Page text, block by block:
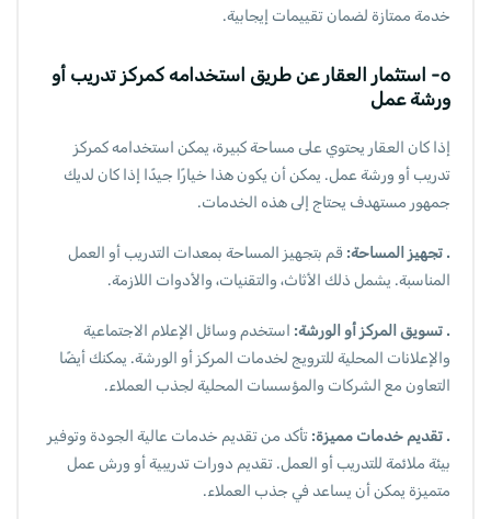
خدمة ممتازة لضمان تقييمات إيجابية.
٥- استثمار العقار عن طريق استخدامه كمركز تدريب أو
ورشة عمل
إذا كان العقار يحتوي على مساحة كبيرة، يمكن استخدامه كمركز
تدريب أو ورشة عمل. يمكن أن يكون هذا خيارًا جيدًا إذا كان لديك
جمهور مستهدف يحتاج إلى هذه الخدمات.
. تجهيز المساحة: قم بتجهيز المساحة بمعدات التدريب أو العمل
المناسبة. يشمل ذلك الأثاث، والتقنيات، والأدوات اللازمة.
. تسويق المركز أو الورشة: استخدم وسائل الإعلام الاجتماعية
والإعلانات المحلية للترويج لخدمات المركز أو الورشة. يمكنك أيضًا
التعاون مع الشركات والمؤسسات المحلية لجذب العملاء.
. تقديم خدمات مميزة: تأكد من تقديم خدمات عالية الجودة وتوفير
بيئة ملائمة للتدريب أو العمل. تقديم دورات تدريبية أو ورش عمل
متميزة يمكن أن يساعد في جذب العملاء.